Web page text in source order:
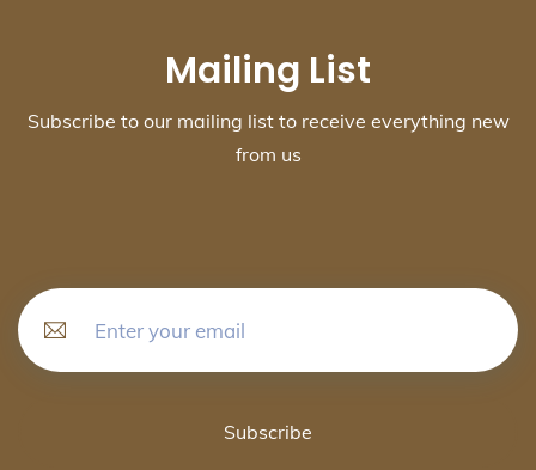
Mailing List
Subscribe to our mailing list to receive everything new
from us
Subscribe